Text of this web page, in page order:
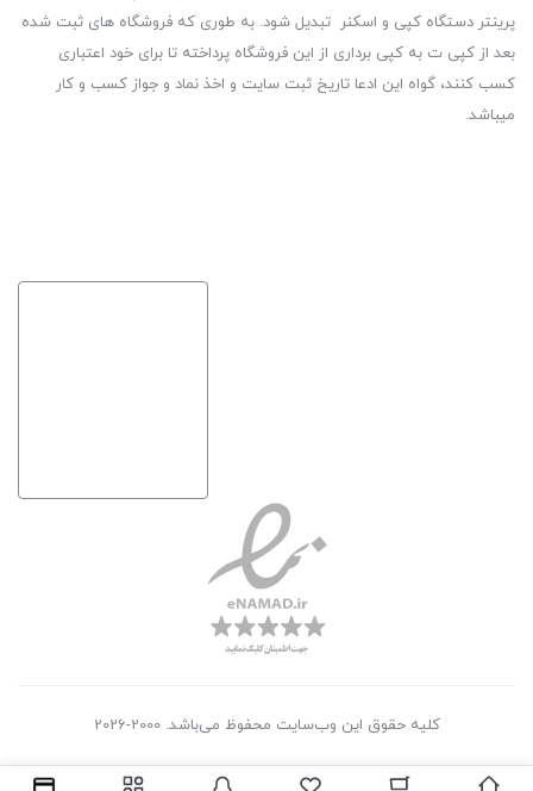
پرینتر دستگاه کپی و اسکنر تبدیل شود. به طوری که فروشگاه های ثبت شده
بعد از کپی ت به کپی برداری از این فروشگاه پرداخته تا برای خود اعتباری
کسب کنند، گواه این ادعا تاریخ ثبت سایت و اخذ نماد و جواز کسب و کار
میباشد.
کلیه حقوق این وب‌سایت محفوظ می‌باشد. 2000-2026